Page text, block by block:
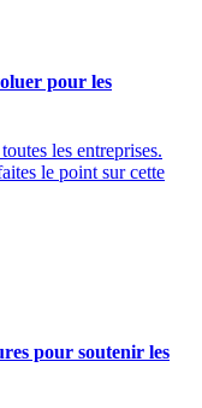
pour les
les entreprises.
le point sur cette
pour soutenir les